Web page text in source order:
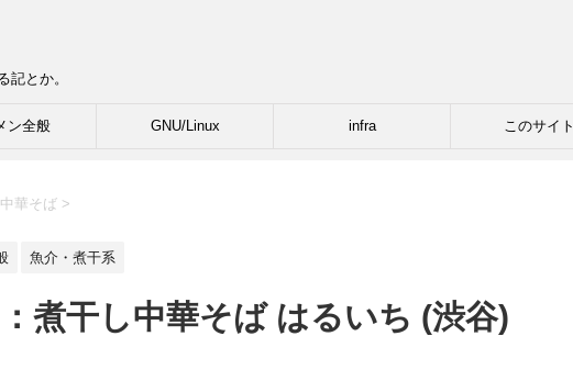
記とか。
ン全般 GNU/Linux infra このサイト
華そば >
魚介・煮干系
煮干し中華そば はるいち (渋谷)